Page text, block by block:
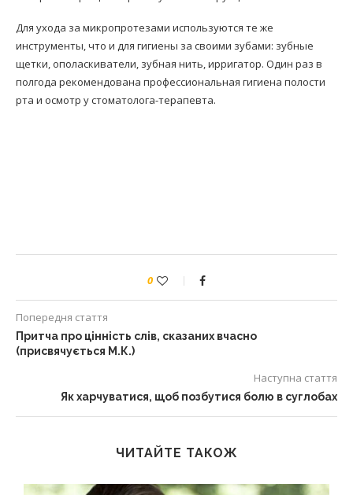
Для ухода за микропротезами используются те же
инструменты, что и для гигиены за своими зубами: зубные
щетки, ополаскиватели, зубная нить, ирригатор. Один раз в
полгода рекомендована профессиональная гигиена полости
рта и осмотр у стоматолога-терапевта.
0
Попередня стаття
Притча про цінність слів, сказаних вчасно
(присвячується М.К.)
Наступна стаття
Як харчуватися, щоб позбутися болю в суглобах
ЧИТАЙТЕ ТАКОЖ